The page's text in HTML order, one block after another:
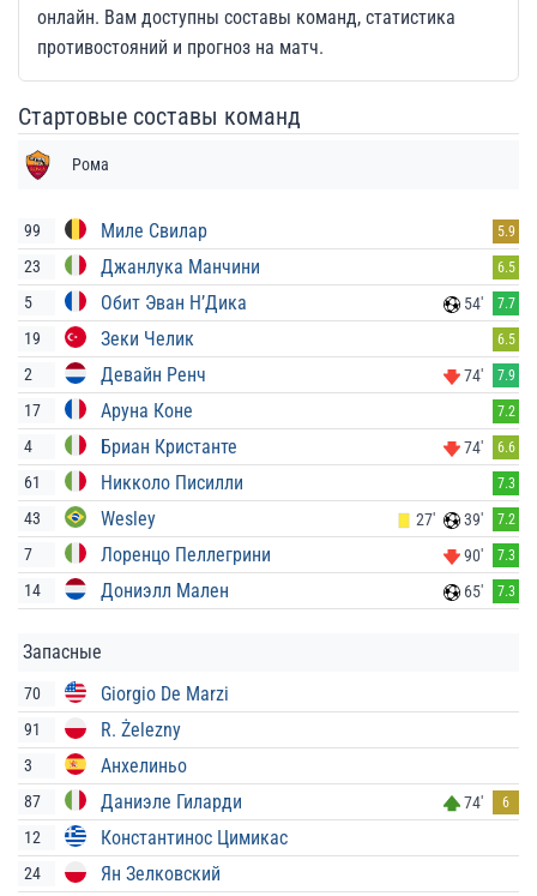
онлайн. Вам доступны составы команд, статистика
противостояний и прогноз на матч.
Стартовые составы команд
Рома
99 Миле Свилар 5.9
23 Джанлука Манчини 6.5
5 Обит Эван Н’Дика 54' 7.7
19 Зеки Челик 6.5
2 Девайн Ренч 74' 7.9
17 Аруна Коне 7.2
4 Бриан Кристанте 74' 6.6
61 Никколо Писилли 7.3
43 Wesley 27' 39' 7.2
7 Лоренцо Пеллегрини 90' 7.3
14 Дониэлл Мален 65' 7.3
Запасные
70 Giorgio De Marzi
91 R. Żelezny
3 Анхелиньо
87 Даниэле Гиларди 74' 6
12 Константинос Цимикас
24 Ян Зелковский